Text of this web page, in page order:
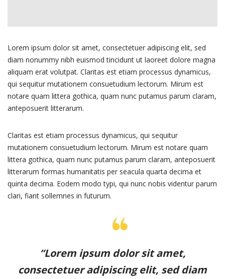
Lorem ipsum dolor sit amet, consectetuer adipiscing elit, sed
diam nonummy nibh euismod tincidunt ut laoreet dolore magna
aliquam erat volutpat. Claritas est etiam processus dynamicus,
qui sequitur mutationem consuetudium lectorum. Mirum est
notare quam littera gothica, quam nunc putamus parum claram,
anteposuerit litterarum.
Claritas est etiam processus dynamicus, qui sequitur
mutationem consuetudium lectorum. Mirum est notare quam
littera gothica, quam nunc putamus parum claram, anteposuerit
litterarum formas humanitatis per seacula quarta decima et
quinta decima. Eodem modo typi, qui nunc nobis videntur parum
clari, fiant sollemnes in futurum.
“Lorem ipsum dolor sit amet,
consectetuer adipiscing elit, sed diam